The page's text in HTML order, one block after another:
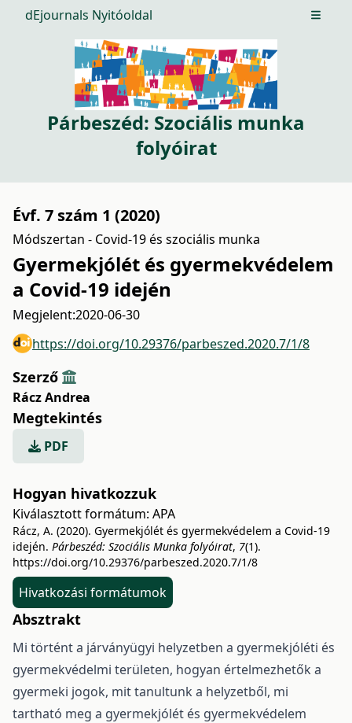
dEjournals Nyitóoldal Open
Párbeszéd: Szociális munka
folyóirat
Évf. 7 szám 1 (2020)
Módszertan - Covid-19 és szociális munka
Gyermekjólét és gyermekvédelem
a Covid-19 idején
Megjelent:2020-06-30
https://doi.org/10.29376/parbeszed.2020.7/1/8
Szerző
Rácz Andrea
Megtekintés
PDF
Hogyan hivatkozzuk
Kiválasztott formátum: APA
Rácz, A. (2020). Gyermekjólét és gyermekvédelem a Covid-19
idején. Párbeszéd: Szociális Munka folyóirat, 7(1).
https://doi.org/10.29376/parbeszed.2020.7/1/8
Hivatkozási formátumok
Absztrakt
Mi történt a járványügyi helyzetben a gyermekjóléti és
gyermekvédelmi területen, hogyan értelmezhetők a
gyermeki jogok, mit tanultunk a helyzetből, mi
tartható meg a gyermekjólét és gyermekvédelem